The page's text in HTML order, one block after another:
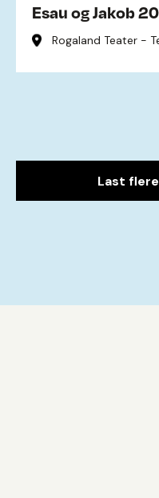
Esau og Jakob
Rogaland Teater -
Last